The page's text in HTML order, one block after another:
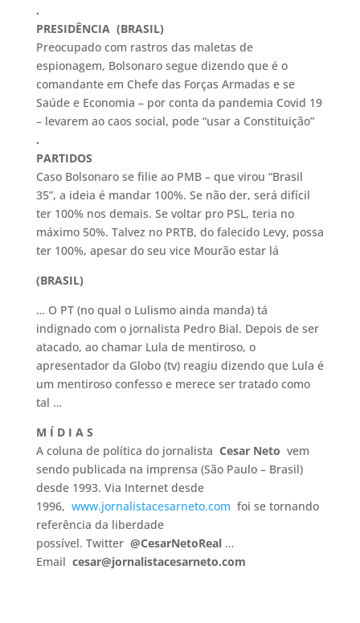
.
PRESIDÊNCIA (BRASIL)
Preocupado com rastros das maletas de
espionagem, Bolsonaro segue dizendo que é o
comandante em Chefe das Forças Armadas e se
Saúde e Economia – por conta da pandemia Covid 19
– levarem ao caos social, pode “usar a Constituição”
.
PARTIDOS
Caso Bolsonaro se filie ao PMB – que virou “Brasil
35”, a ideia é mandar 100%. Se não der, será difícil
ter 100% nos demais. Se voltar pro PSL, teria no
máximo 50%. Talvez no PRTB, do falecido Levy, possa
ter 100%, apesar do seu vice Mourão estar lá
(BRASIL)
… O PT (no qual o Lulismo ainda manda) tá
indignado com o jornalista Pedro Bial. Depois de ser
atacado, ao chamar Lula de mentiroso, o
apresentador da Globo (tv) reagiu dizendo que Lula é
um mentiroso confesso e merece ser tratado como
tal …
M Í D I A S
A coluna de política do jornalista Cesar Neto vem
sendo publicada na imprensa (São Paulo – Brasil)
desde 1993. Via Internet desde
1996, www.jornalistacesarneto.com foi se tornando
referência da liberdade
possível. Twitter @CesarNetoReal…
Email cesar@jornalistacesarneto.com